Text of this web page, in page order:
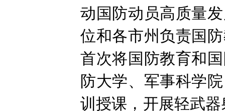
动国防动员高质量
位和各市州负责国
首次将国防教育和
防大学、军事科学
训授课，开展轻武